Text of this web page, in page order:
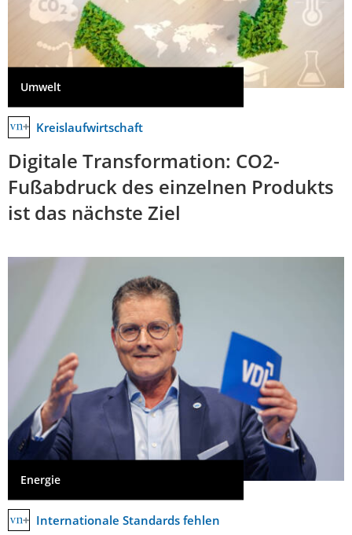
Umwelt
Kreislaufwirtschaft
Digitale Transformation: CO2-
Fußabdruck des einzelnen Produkts
ist das nächste Ziel
Energie
Internationale Standards fehlen